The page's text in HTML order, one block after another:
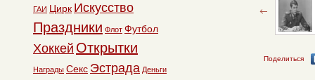
Поделиться
ГАИ Цирк Искусство
Праздники Флот Футбол
Хоккей Открытки
Награды Секс Эстрада Деньги